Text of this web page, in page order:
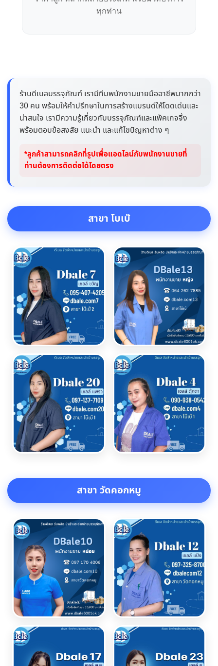
ทุกท่าน
ร้านดีเบลบรรจุภัณฑ์ เรามีทีมพนักงานขายมืออาชีพมากกว่า
30 คน พร้อมให้คำปรึกษาในการสร้างแบรนด์ให้โดดเด่นและ
น่าสนใจ เรามีความรู้เกี่ยวกับบรรจุภัณฑ์และแพ็คเกจจิ้ง
พร้อมตอบข้อสงสัย แนะนำ และแก้ไขปัญหาต่าง ๆ
*ลูกค้าสามารถคลิกที่รูปเพื่อแอดไลน์กับพนักงานขายที่
ท่านต้องการติดต่อได้โดยตรง
สาขา โบเบ๊
สาขา วัดคอกหมู